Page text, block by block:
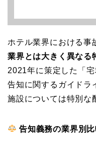
ホテル業界における事
業界とは大きく異なる
2021年に策定した「
告知に関するガイドラ
施設については特別な
告知義務の業界別